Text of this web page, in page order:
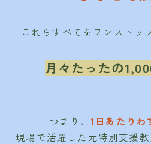
これらすべてをワンストッ
月々たったの
つまり、1日あたりわ
現場で活躍した元特別支援教